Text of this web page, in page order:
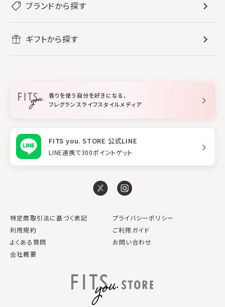
レディース香水
メンズ香水
ボディミスト・スプレー
すべてのバス・ボディケア
ボディ・ハンドクリーム
入浴剤
ホームフレグランス
すべてのホームフレグランス
ルームフレグランス
スタイリング
リフレッシュしたい
ブランドから探す
ギフトから探す
香りを使う自分を好きになる、
フレグランスライフスタイルメディア
FITS you. STORE 公式LINE
LINE連携で300ポイントゲット
特定商取引法に基づく表記
プライバシーポリシー
利用規約
ご利用ガイド
よくある質問
お問い合わせ
会社概要